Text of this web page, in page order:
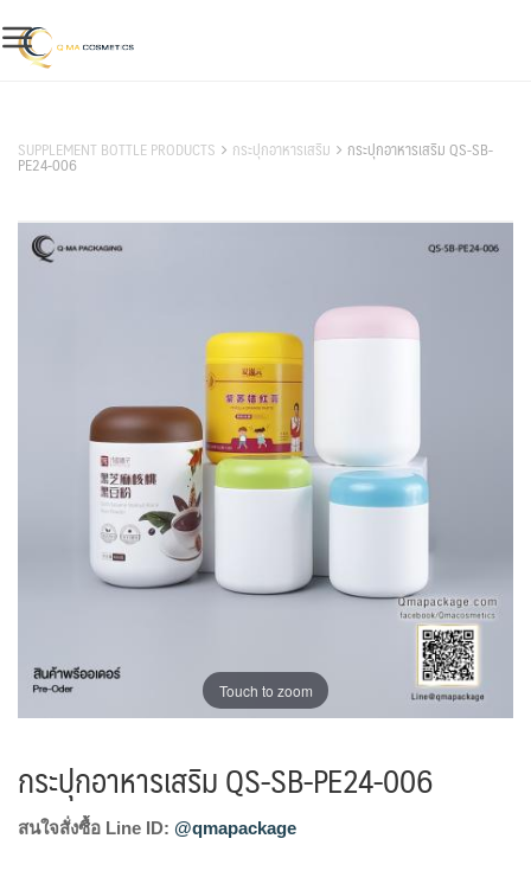
to
content
SUPPLEMENT BOTTLE PRODUCTS กระปุกอาหารเสริม กระปุกอาหารเสริม QS-SB-
PE24-006
Touch to zoom
กระปุกอาหารเสริม QS-SB-PE24-006
สนใจสั่งซื้อ Line ID: @qmapackage